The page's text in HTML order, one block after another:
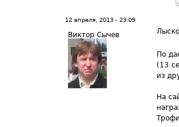
12 апреля, 2013 - 23:09
Виктор Сычев
По
(13
из
На